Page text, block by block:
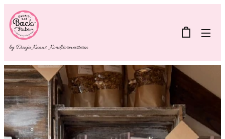
by Dunja Knaus Konditormeisterin